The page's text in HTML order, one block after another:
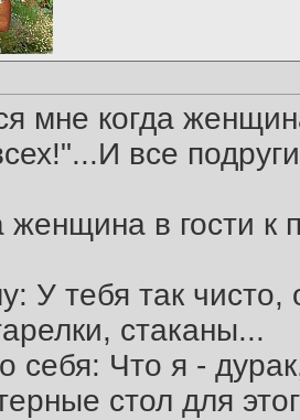
мне когда
все
в гости к
У тебя так
стаканы...
себя: Что я -
стол для